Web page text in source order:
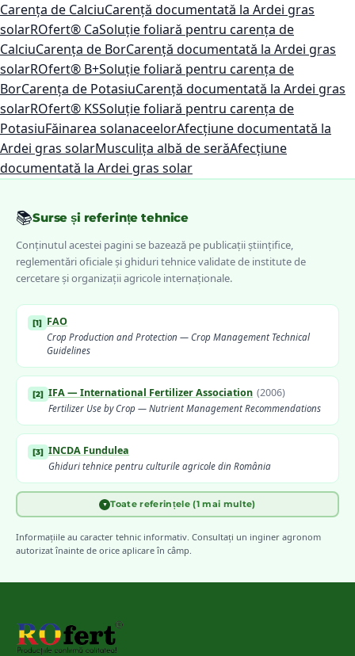
Carența de CalciuCarență documentată la Ardei gras
solarROfert® CaSoluție foliară pentru carența de
CalciuCarența de BorCarență documentată la Ardei gras
solarROfert® B+Soluție foliară pentru carența de
BorCarența de PotasiuCarență documentată la Ardei gras
solarROfert® KSSoluție foliară pentru carența de
PotasiuFăinarea solanaceelorAfecțiune documentată la
Ardei gras solarMusculița albă de serăAfecțiune
documentată la Ardei gras solar
📚Surse și referințe tehnice
Conținutul acestei pagini se bazează pe publicații științifice,
reglementări oficiale și ghiduri tehnice validate de institute de
cercetare și organizații agricole internaționale.
[1] FAO
Crop Production and Protection — Crop Management Technical
Guidelines
[2] IFA — International Fertilizer Association (2006)
Fertilizer Use by Crop — Nutrient Management Recommendations
[3] INCDA Fundulea
Ghiduri tehnice pentru culturile agricole din România
Meier, U. (ed.) — Julius Kühn-Institut (2018
▼ Toate referințele (1 mai multe)
Informațiile au caracter tehnic informativ. Consultați un inginer agronom
autorizat înainte de orice aplicare în câmp.